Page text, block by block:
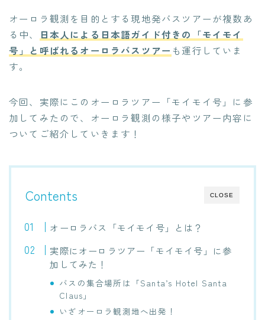
オーロラ観測を目的とする現地発バスツアーが複数あ
る中、
日本人による日本語ガイド付きの「モイモイ
号」と呼ばれるオーロラバスツアー も運行していま
す。
今回、実際にこのオーロラツアー「モイモイ号」に参
加してみたので、オーロラ観測の様子やツアー内容に
ついてご紹介していきます！
CLOSE
Contents
オーロラバス「モイモイ号」とは？
実際にオーロラツアー「モイモイ号」に参
加してみた！
バスの集合場所は「Santa’s Hotel Santa
Claus」
いざオーロラ観測地へ出発！